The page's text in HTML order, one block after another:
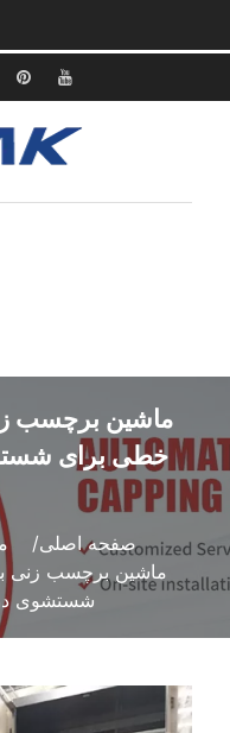
به
یوتیوب
ماشین برچسب
خطی برای
صفحه اصلی
ماشین برچسب زنی
شستشوی